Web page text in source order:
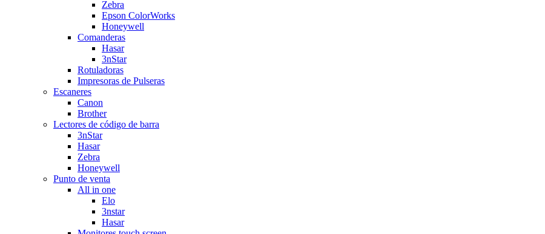
Zebra
Epson ColorWorks
Honeywell
Comanderas
Hasar
3nStar
Rotuladoras
Impresoras de Pulseras
Escaneres
Canon
Brother
Lectores de código de barra
3nStar
Hasar
Zebra
Honeywell
Punto de venta
All in one
Elo
3nstar
Hasar